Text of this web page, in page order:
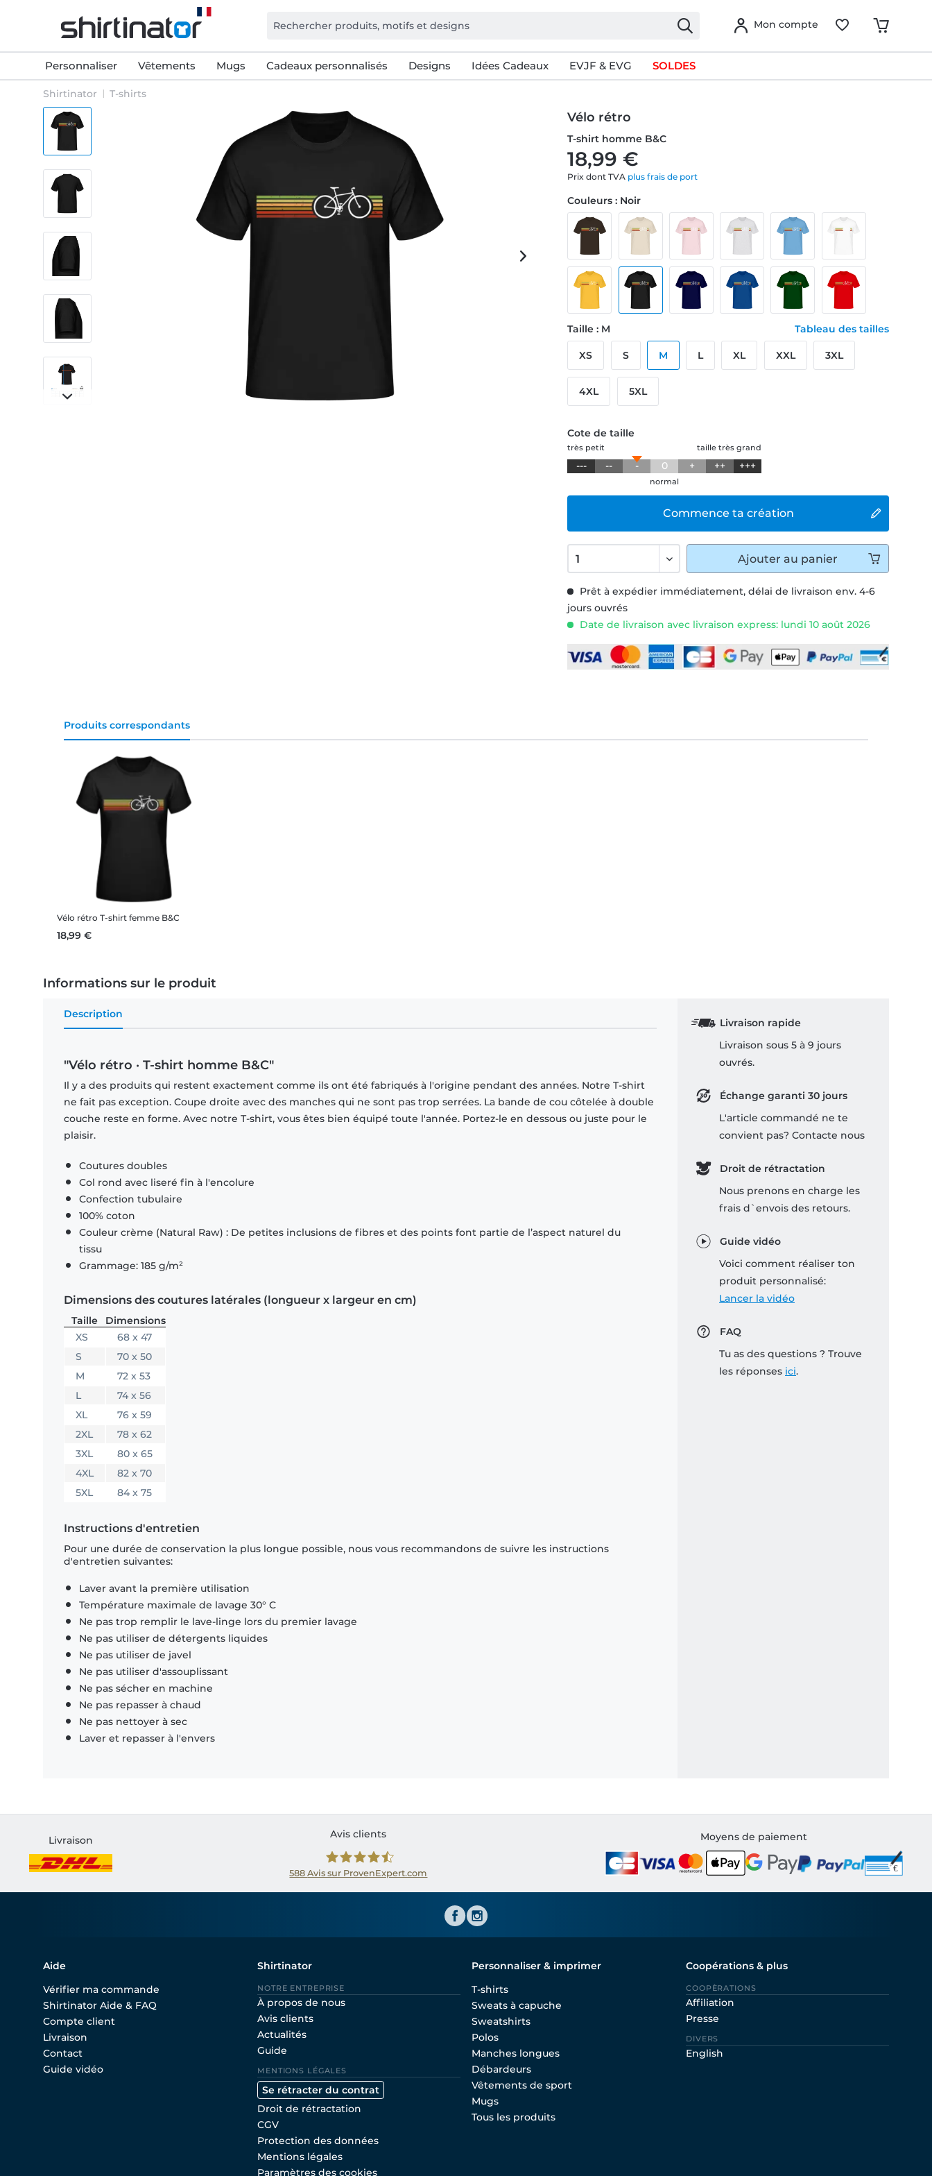
Mon compte
Personnaliser Vêtements Mugs Cadeaux personnalisés Designs Idées Cadeaux EVJF & EVG SOLDES
Shirtinator T-shirts
Vélo rétro
T-shirt homme B&C
18,99 €
Prix dont TVA plus frais de port
Prêt à expédier immédiatement, délai de livraison env. 4-6
jours ouvrés
Date de livraison avec livraison express: lundi 10 août 2026
Commence ta création
Couleurs : Noir
Taille : M Tableau des tailles
XS S M L XL XXL 3XL
4XL 5XL
Cote de taille
taille très grand
très petit
--- -- - 0 + ++ +++
normal
Ajouter au panier
Produits correspondants
Vélo rétro T-shirt femme B&C
18,99 €
Informations sur le produit
Description
"Vélo rétro · T-shirt homme B&C"
Il y a des produits qui restent exactement comme ils ont été fabriqués à l'origine pendant des années. Notre T-shirt
ne fait pas exception. Coupe droite avec des manches qui ne sont pas trop serrées. La bande de cou côtelée à double
couche reste en forme. Avec notre T-shirt, vous êtes bien équipé toute l'année. Portez-le en dessous ou juste pour le
plaisir.
Coutures doubles
Col rond avec liseré fin à l'encolure
Confection tubulaire
100% coton
Couleur crème (Natural Raw) : De petites inclusions de fibres et des points font partie de l’aspect naturel du
tissu
Grammage: 185 g/m²
Dimensions des coutures latérales (longueur x largeur en cm)
Taille
Dimensions
XS
68 x 47
S
70 x 50
M
72 x 53
L
74 x 56
XL
76 x 59
2XL
78 x 62
3XL
80 x 65
4XL
82 x 70
5XL
84 x 75
Instructions d'entretien
Pour une durée de conservation la plus longue possible, nous vous recommandons de suivre les instructions
d'entretien suivantes:
Laver avant la première utilisation
Température maximale de lavage 30° C
Ne pas trop remplir le lave-linge lors du premier lavage
Ne pas utiliser de détergents liquides
Ne pas utiliser de javel
Ne pas utiliser d'assouplissant
Ne pas sécher en machine
Ne pas repasser à chaud
Ne pas nettoyer à sec
Laver et repasser à l'envers
Livraison rapide
Livraison sous 5 à 9 jours
ouvrés.
Échange garanti 30 jours
L'article commandé ne te
convient pas? Contacte nous
Droit de rétractation
Nous prenons en charge les
frais d`envois des retours.
Guide vidéo
Voici comment réaliser ton
produit personnalisé:
Lancer la vidéo
FAQ
Tu as des questions ? Trouve
les réponses ici.
Livraison
Avis clients
588Avis sur ProvenExpert.com
Moyens de paiement
Aide
Vérifier ma commande
Shirtinator Aide & FAQ
Compte client
Livraison
Contact
Guide vidéo
Shirtinator
NOTRE ENTREPRISE
À propos de nous
Avis clients
Actualités
Guide
MENTIONS LÉGALES
Se rétracter du contrat
Droit de rétractation
CGV
Protection des données
Mentions légales
Paramètres des cookies
Personnaliser & imprimer
T-shirts
Sweats à capuche
Sweatshirts
Polos
Manches longues
Débardeurs
Vêtements de sport
Mugs
Tous les produits
Coopérations & plus
COOPÈRATIONS
Affiliation
Presse
DIVERS
English